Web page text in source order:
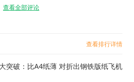
查看全部评论
查看排行详情
突破：比A4纸薄 对折出钢铁版纸飞机